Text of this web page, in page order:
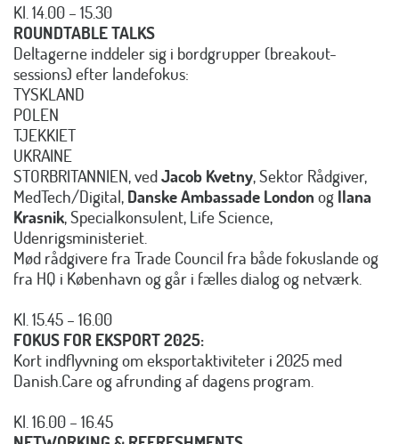
Kl. 14.00 – 15.30
ROUNDTABLE TALKS
Deltagerne inddeler sig i bordgrupper (breakout-
sessions) efter landefokus:
TYSKLAND
POLEN
TJEKKIET
UKRAINE
STORBRITANNIEN, vedJacob Kvetny, Sektor Rådgiver,
MedTech/Digital, Danske Ambassade London og Ilana
Krasnik, Specialkonsulent, Life Science,
Udenrigsministeriet.
Mød rådgivere fra Trade Council fra både fokuslande og
fra HQ i København og går i fælles dialog og netværk.
Kl. 15.45 – 16.00
FOKUS FOR EKSPORT 2025:
Kort indflyvning om eksportaktiviteter i 2025 med
Danish.Care og afrunding af dagens program.
Kl. 16.00 – 16.45